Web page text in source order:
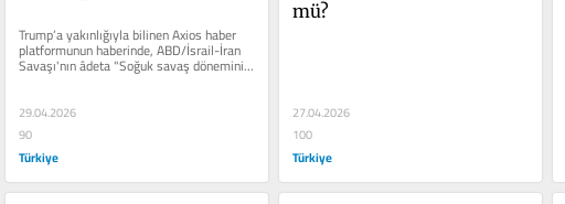
Trump’a yakınlığıyla bilinen Axios haber
platformunun haberinde, ABD/İsrail-İran
Savaşı'nın âdeta "Soğuk savaş dönemini...
29.04.2026
90
Türkiye
mü?
27.04.2026
100
Türkiye